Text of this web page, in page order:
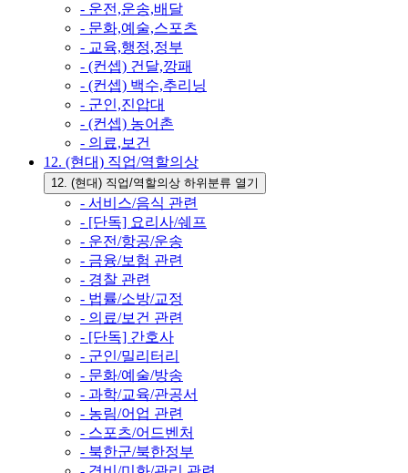
- 운전,운송,배달
- 문화,예술,스포츠
- 교육,행정,정부
- (컨셉) 건달,깡패
- (컨셉) 백수,추리닝
- 군인,진압대
- (컨셉) 농어촌
- 의료,보건
12. (현대) 직업/역할의상
12. (현대) 직업/역할의상 하위분류 열기
- 서비스/음식 관련
- [단독] 요리사/쉐프
- 운전/항공/운송
- 금융/보험 관련
- 경찰 관련
- 법률/소방/교정
- 의료/보건 관련
- [단독] 간호사
- 군인/밀리터리
- 문화/예술/방송
- 과학/교육/관공서
- 농림/어업 관련
- 스포츠/어드벤처
- 북한군/북한정부